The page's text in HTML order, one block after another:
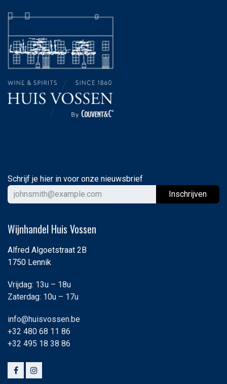
Schrijf je hier in voor onze nieuwsbrief
Inschrijven
Wijnhandel Huis Vossen
Alfred Algoetstraat 2B
1750 Lennik
Vrijdag: 13u – 18u
Zaterdag: 10u – 17u
info@huisvossen.be
+32 480 68 11 86
+32 495 18 38 86